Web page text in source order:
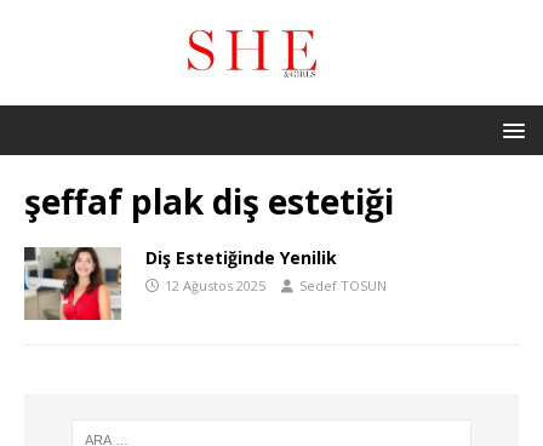
şeffaf plak diş estetiği
Diş Estetiğinde Yenilik
12 Ağustos 2025 Sedef TOSUN